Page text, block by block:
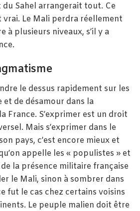
du Sahel arrangerait tout. Ce
vrai. Le Mali perdra réellement
à plusieurs niveaux, s’il y a
le dessus rapidement sur les
et de désamour dans la
France. S’exprimer est un droit
Mais s’exprimer dans le
pays, c’est encore mieux et
appelle les « populistes » et
la présence militaire française
le Mali, sinon à sombrer dans
fut le cas chez certains voisins
Le peuple malien doit être